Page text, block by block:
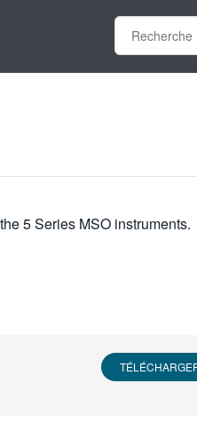
5 Series MSO instruments.